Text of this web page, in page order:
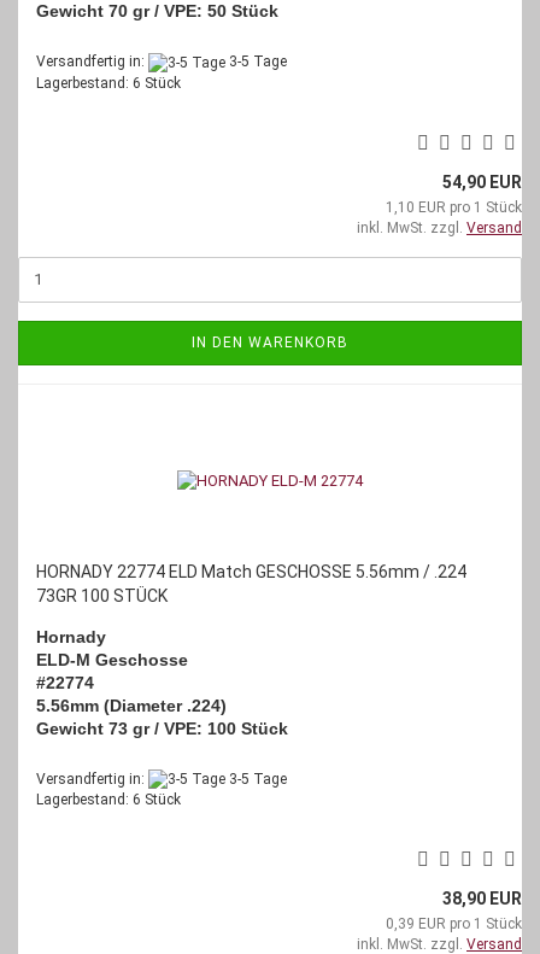
Gewicht 70 gr / VPE: 50 Stück
Versandfertig in:
3-5 Tage
Lagerbestand: 6 Stück
54,90 EUR
1,10 EUR pro 1 Stück
inkl. MwSt. zzgl. Versand
IN DEN WARENKORB
HORNADY 22774 ELD Match GESCHOSSE 5.56mm / .224
73GR 100 STÜCK
Hornady
ELD-M Geschosse
#22774
5.56mm (Diameter .224)
Gewicht 73 gr / VPE: 100 Stück
Versandfertig in:
3-5 Tage
Lagerbestand: 6 Stück
38,90 EUR
0,39 EUR pro 1 Stück
inkl. MwSt. zzgl. Versand